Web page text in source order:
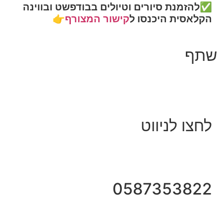
✅להזמנת סיורים וטיולים בבודפשט ובווינה
הקלאסית היכנסו לקישור המצורף👉
שתף
לחצו לניווט
0587353822